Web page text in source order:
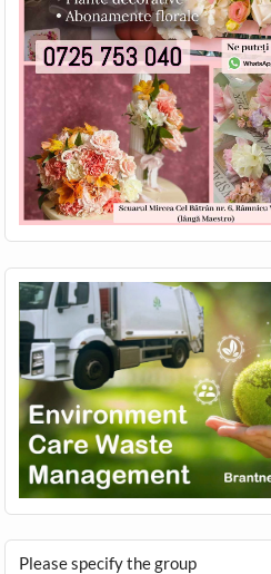
Please specify the group